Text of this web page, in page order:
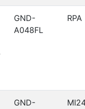
GND-
A048FL
RPA
GND-